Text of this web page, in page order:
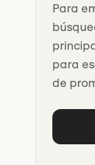
Para
para
de